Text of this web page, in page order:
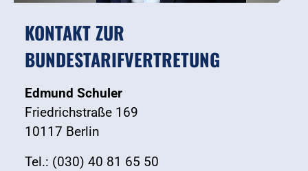
KONTAKT ZUR
BUNDESTARIFVERTRETUNG
Edmund Schuler
Friedrichstraße 169
10117 Berlin
Tel.: (030) 40 81 65 50